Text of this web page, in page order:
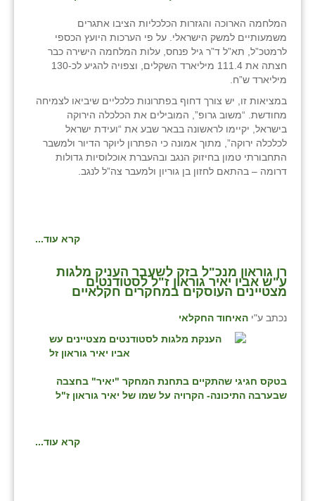
המלחמה הארוכה והגזרות הכלכליות הציבו אתגרים
משמעותיים למשק הישראלי. על פי הערכות היועץ הכספי
לרמטכ”ל, תא”ל ד”ר גיל פנחס, עלות המלחמה הישירה כבר
חצתה את 111.4 מיליארד השקלים, וצפויה להגיע לכ-130
מיליארד ש”ח.
במציאות זו, יש צורך דחוף בפתרונות כלכליים שיביאו לצמיחה
מחודשת. “משוב גרופ”, המובילים את הכלכלה הירוקה
בישראל, יקיימו לראשונה בבאר שבע את “ועידת ישראל
לכלכלה ירוקה”, מתוך אמונה כי הפתרון ליוקר הדיור ולמשבר
התחבורתי טמון בחיזוק הנגב ובהעברת אוכלוסיות גדולות
דרומה – בהתאם לחזון בן גוריון ולמעבר צה”ל לנגב.
קרא עוד...
רן גוראון מנכ"ל בזק לשעבר העניק מלגות
ע"ש אביו יאיר גוראון ז"ל לסטודנטים
מצטיינים העוסקים במחקרים חקלאיים
נכתב ע"י האיחוד החקלאי
בטקס חגיגי שהתקיים בתחנת המחקר "יאיר" בחצבה
שבערבה התיכונה- הקרויה על שמו של יאיר גוראון ז"ל
קרא עוד...